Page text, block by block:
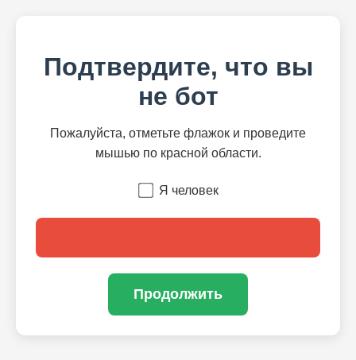
Подтвердите, что вы
не бот
Пожалуйста, отметьте флажок и проведите
мышью по красной области.
Я человек
Продолжить